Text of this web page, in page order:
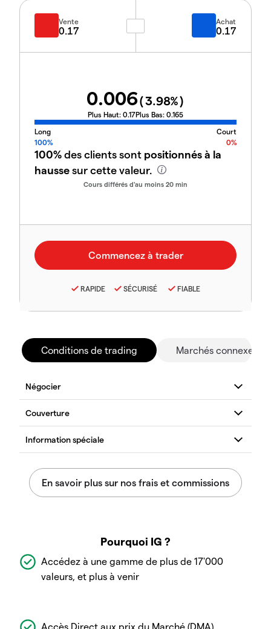
Vente
0.17
Achat
0.17
0.006(3.98%)
Plus Haut: 0.17Plus Bas: 0.165
Long
Court
100%
0%
100%des clients sont positionnés à la
haussesur cette valeur.
Cours différés d'au moins 20 min
RAPIDE SÉCURISÉ FIABLE
Conditions de trading Marchés connexes
Pourquoi IG ?
Accédez à une gamme de plus de 17'000
valeurs, et plus à venir
Accès Direct aux prix du Marché (DMA)